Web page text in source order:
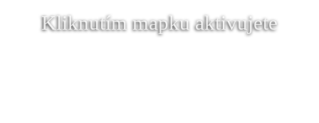
Kliknutím mapku aktivujete